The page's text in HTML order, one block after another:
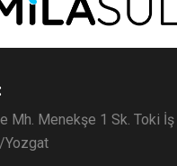
Mh. Menekşe 1 Sk. Toki
Yozgat